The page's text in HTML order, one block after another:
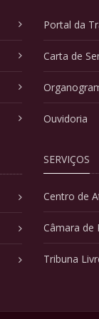
Portal da
Carta de
Ouvidoria
SERVIÇOS
Centro de
Câmara de
Tribuna